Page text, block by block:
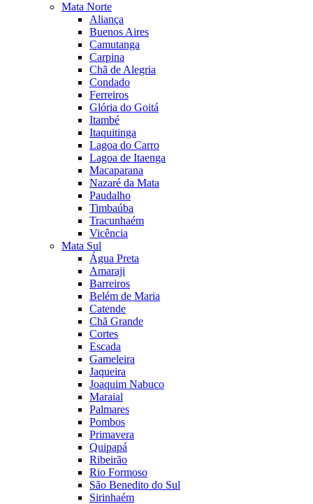
Mata Norte
Aliança
Buenos Aires
Camutanga
Carpina
Chã de Alegria
Condado
Ferreiros
Glória do Goitá
Itambé
Itaquitinga
Lagoa do Carro
Lagoa de Itaenga
Macaparana
Nazaré da Mata
Paudalho
Timbaúba
Tracunhaém
Vicência
Mata Sul
Água Preta
Amaraji
Barreiros
Belém de Maria
Catende
Chã Grande
Cortes
Escada
Gameleira
Jaqueira
Joaquim Nabuco
Maraial
Palmares
Pombos
Primavera
Quipapá
Ribeirão
Rio Formoso
São Benedito do Sul
Sirinhaém